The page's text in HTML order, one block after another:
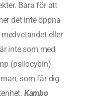
Bara för att
det inte öppna
eller
inte som med
(psilocybin)
som får dig
Kambo